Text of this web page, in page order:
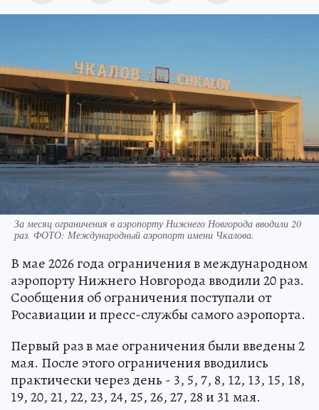
За месяц ограничения в аэропорту Нижнего Новгорода вводили 20
раз. ФОТО: Международный аэропорт имени Чкалова.
В мае 2026 года ограничения в международном
аэропорту Нижнего Новгорода вводили 20 раз.
Сообщения об ограничения поступали от
Росавиации и пресс-службы самого аэропорта.
Первый раз в мае ограничения были введены 2
мая. После этого ограничения вводились
практически через день - 3, 5, 7, 8, 12, 13, 15, 18,
19, 20, 21, 22, 23, 24, 25, 26, 27, 28 и 31 мая.